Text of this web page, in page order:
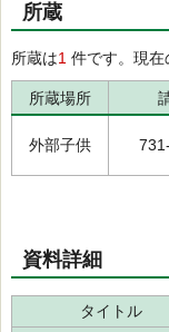
所蔵
所蔵は1 件です。現在
所蔵場所
外部子供
資料詳細
タイトル